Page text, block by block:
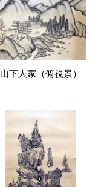
山下人家（俯視景）